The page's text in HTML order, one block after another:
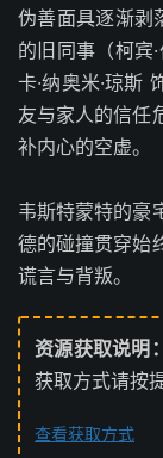
伪善面具逐渐剥
的旧同事（柯宾
卡·纳奥米·琼斯
友与家人的信任
补内心的空虚。
韦斯特蒙特的豪
德的碰撞贯穿始
谎言与背叛。
资源获取说明：
获取方式请按
查看获取方式